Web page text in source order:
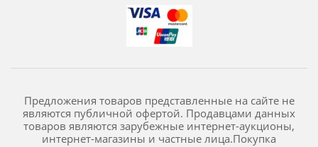
Предложения товаров представленные на сайте не
являются публичной офертой. Продавцами данных
товаров являются зарубежные интернет-аукционы,
интернет-магазины и частные лица.Покупка